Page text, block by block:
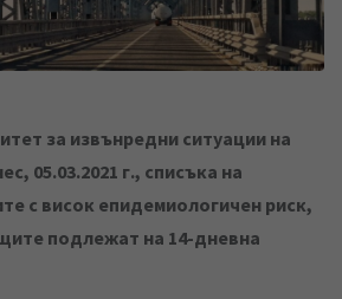
i
l
за извънредни ситуации на
05.03.2021 г., списъка на
с висок епидемиологичен риск,
подлежат на 14-дневна